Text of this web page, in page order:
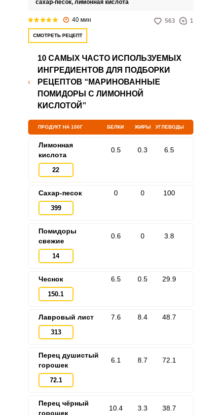
сахар-песок, лимонная кислота
40 мин 563 1
СМОТРЕТЬ РЕЦЕПТ
10 САМЫХ ЧАСТО ИСПОЛЬЗУЕМЫХ
ИНГРЕДИЕНТОВ ДЛЯ ПОДБОРКИ
РЕЦЕПТОВ “МАРИНОВАННЫЕ
ПОМИДОРЫ С ЛИМОННОЙ
КИСЛОТОЙ”
ПРОДУКТ НА 100Г БЕЛКИ ЖИРЫ УГЛЕВОДЫ
Лимонная
кислота
22
0.5 0.3 6.5
Сахар-песок
399
0 0 100
Помидоры
свежие
14
0.6 0 3.8
Чеснок
150.1
6.5 0.5 29.9
Лавровый лист
313
7.6 8.4 48.7
Перец душистый
горошек
72.1
6.1 8.7 72.1
Перец чёрный
горошек
10.4 3.3 38.7